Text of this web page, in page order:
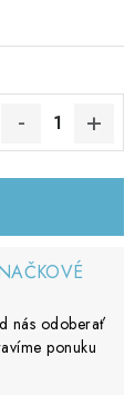
nás odoberať
ponuku